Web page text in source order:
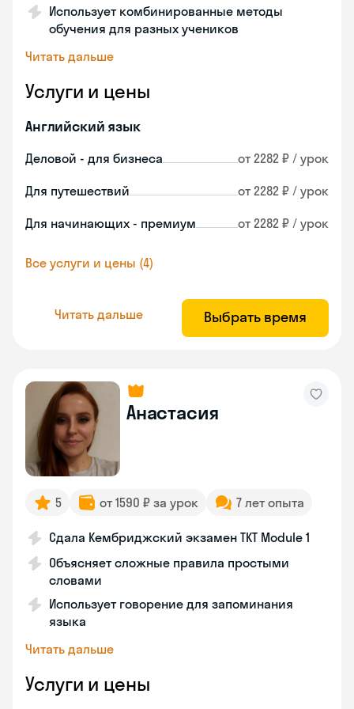
Использует комбинированные методы
обучения для разных учеников
Читать дальше
Услуги и цены
Английский язык
Деловой - для бизнеса от 2282 ₽ / урок
Для путешествий от 2282 ₽ / урок
Для начинающих - премиум от 2282 ₽ / урок
Все услуги и цены (4)
Читать дальше Выбрать время
Анастасия
5 от 1590 ₽ за урок 7 лет опыта
Сдала Кембриджский экзамен TKT Module 1
Объясняет сложные правила простыми
словами
Использует говорение для запоминания
языка
Читать дальше
Услуги и цены